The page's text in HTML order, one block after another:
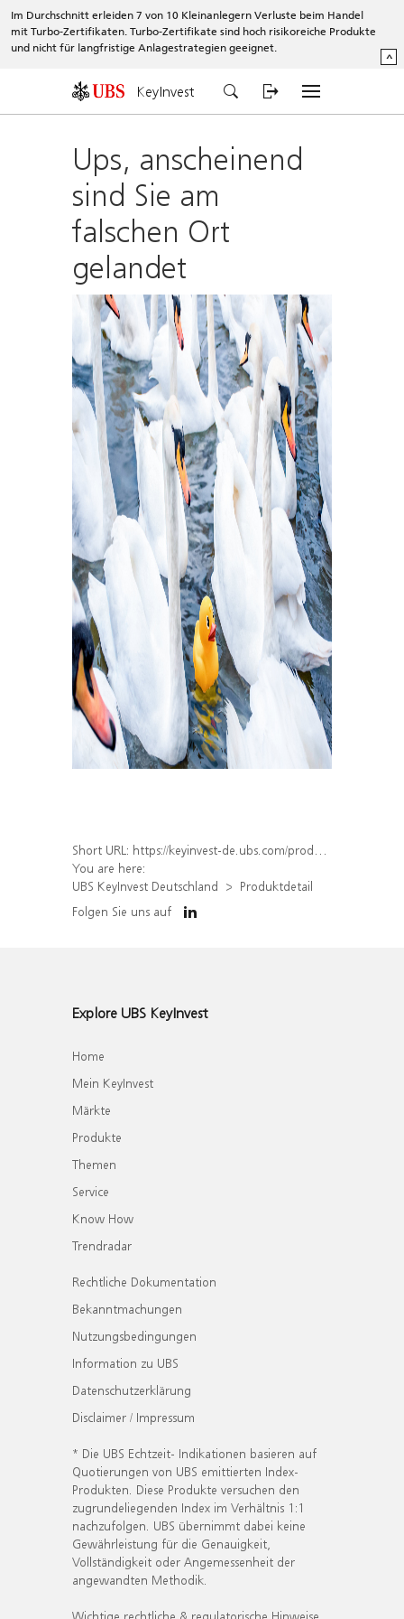
Im Durchschnitt erleiden 7 von 10 Kleinanlegern Verluste beim Handel
mit Turbo-Zertifikaten. Turbo-Zertifikate sind hoch risikoreiche Produkte
und nicht für langfristige Anlagestrategien geeignet.
^
KeyInvest
Ups, anscheinend
sind Sie am
falschen Ort
gelandet
Short URL: https://keyinvest-de.ubs.com/produkt/detail/index/isin/DE000WA5N2H9
You are here:
UBS KeyInvest Deutschland
Produktdetail
Folgen Sie uns auf
Explore UBS KeyInvest
Home
Mein KeyInvest
Märkte
Produkte
Themen
Service
Know How
Trendradar
Rechtliche Dokumentation
Bekanntmachungen
Nutzungsbedingungen
Information zu UBS
Datenschutzerklärung
Disclaimer / Impressum
* Die UBS Echtzeit- Indikationen basieren auf
Quotierungen von UBS emittierten Index-
Produkten. Diese Produkte versuchen den
zugrundeliegenden Index im Verhältnis 1:1
nachzufolgen. UBS übernimmt dabei keine
Gewährleistung für die Genauigkeit,
Vollständigkeit oder Angemessenheit der
angewandten Methodik.